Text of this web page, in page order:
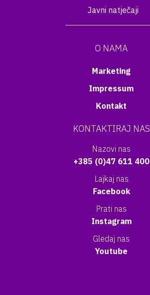
Javni natječaji
O NAMA
Marketing
Impressum
Kontakt
KONTAKTIRAJ NAS
Nazovi nas
+385 (0)47 611 400
Lajkaj nas
Facebook
Prati nas
Instagram
Gledaj nas
Youtube